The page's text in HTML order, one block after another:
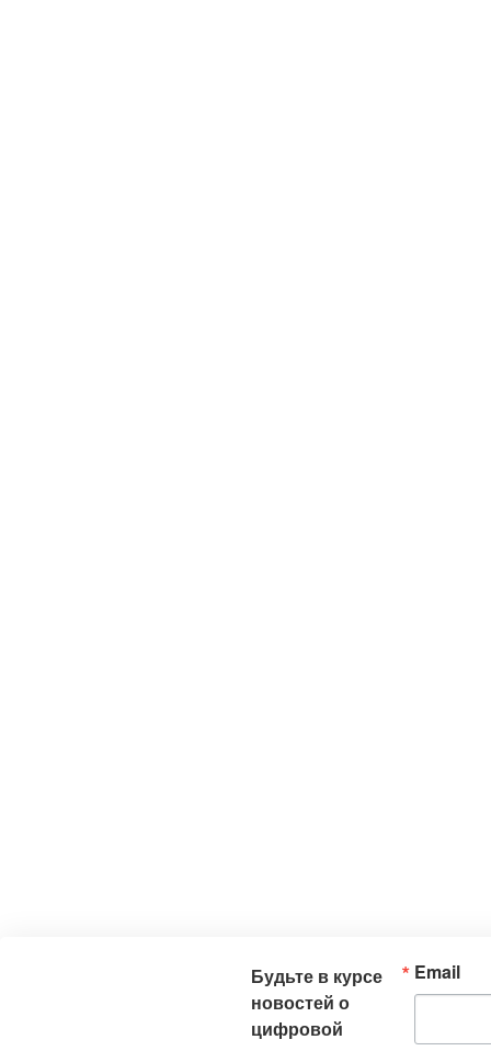
Будьте в курсе
новостей о
цифровой
Email